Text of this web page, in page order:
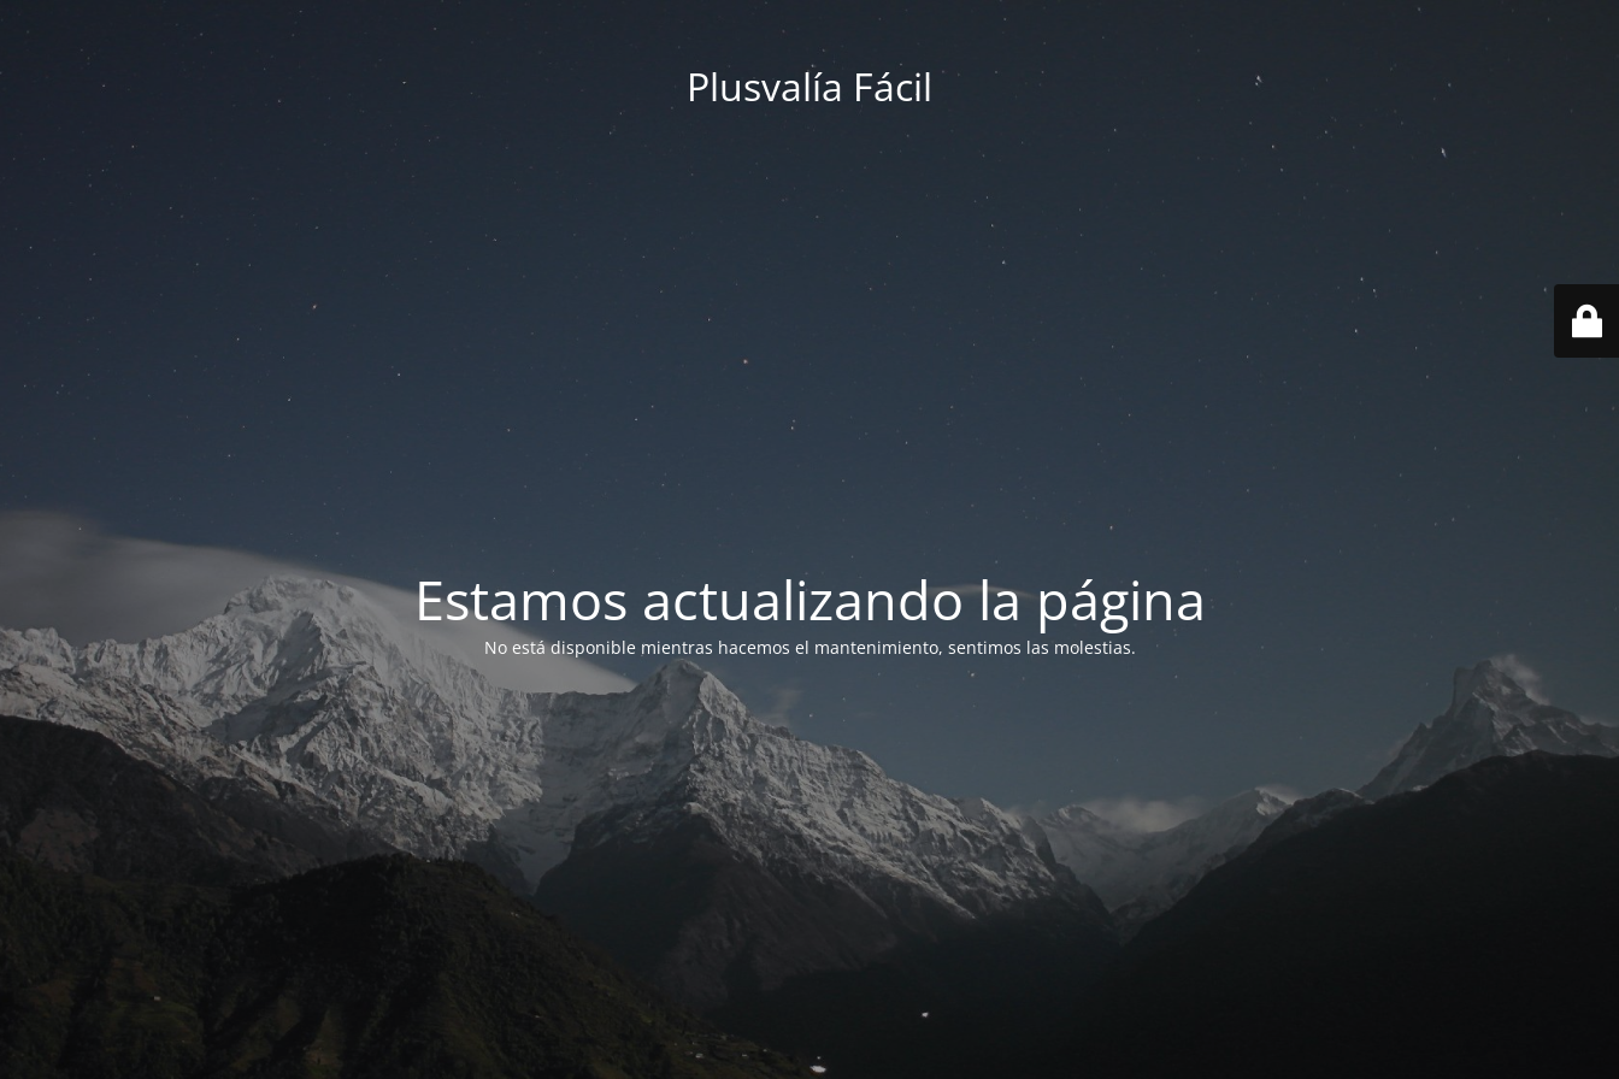
Plusvalía Fácil
Estamos actualizando la página
No está disponible mientras hacemos el mantenimiento, sentimos las molestias.